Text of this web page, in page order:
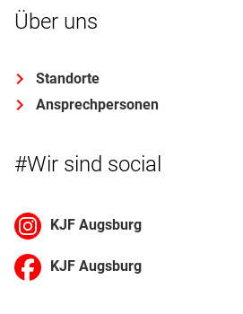
Über uns
Standorte
Ansprechpersonen
#Wir sind social
KJF Augsburg
KJF Augsburg